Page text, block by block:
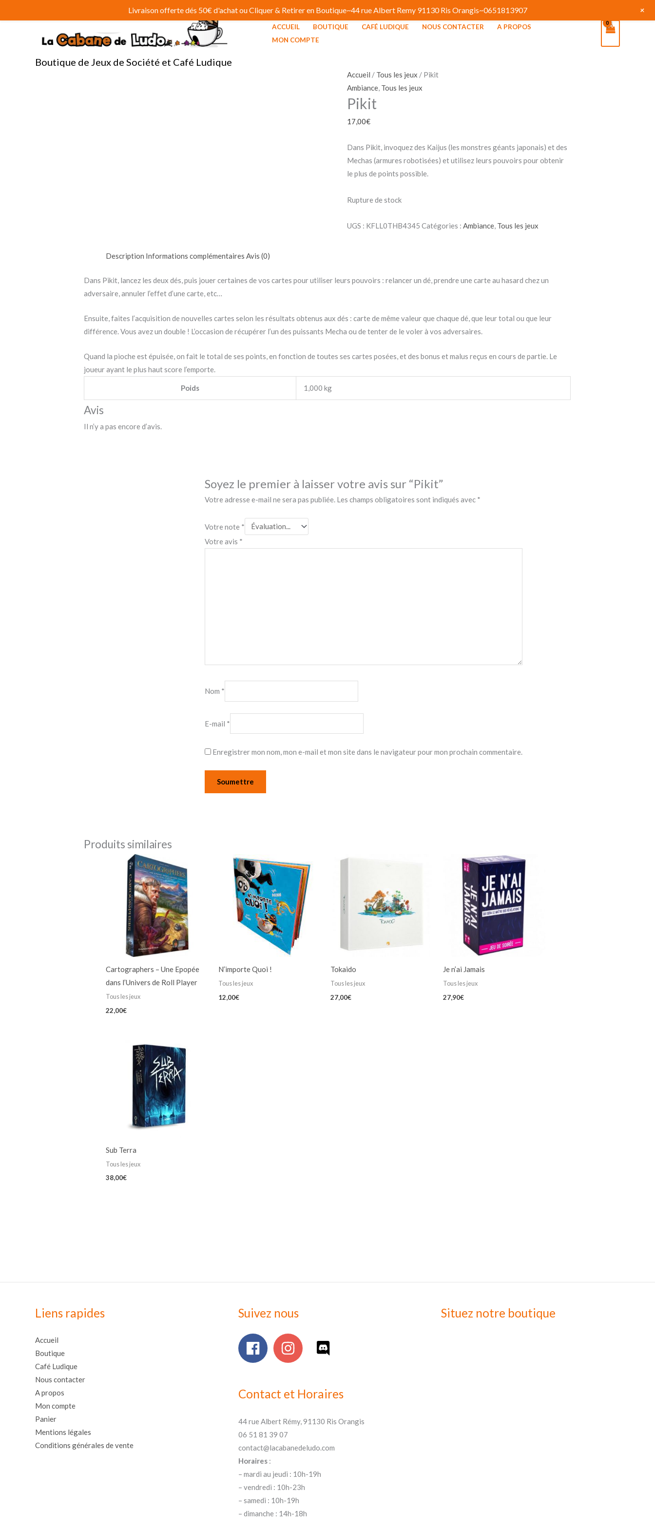
au
Boutique de Jeux de Société et Café Ludique
ACCUEIL BOUTIQUE CAFÉ LUDIQUE NOUS CONTACTER
A PROPOS
MON COMPTE
Accueil / Tous les jeux / Pikit
Ambiance, Tous les jeux
Pikit
17,00€
Dans Pikit, invoquez des Kaijus (les monstres géants japonais) et des
Mechas (armures robotisées) et utilisez leurs pouvoirs pour obtenir
le plus de points possible.
Rupture de stock
UGS : KFLL0THB4345 Catégories : Ambiance, Tous les jeux
Description Informations complémentaires Avis (0)
Dans Pikit, lancez les deux dés, puis jouer certaines de vos cartes pour utiliser leurs pouvoirs : relancer un dé, prendre une carte au hasard chez un
adversaire, annuler l’effet d’une carte, etc…
Ensuite, faites l’acquisition de nouvelles cartes selon les résultats obtenus aux dés : carte de même valeur que chaque dé, que leur total ou que leur
différence. Vous avez un double ! L’occasion de récupérer l’un des puissants Mecha ou de tenter de le voler à vos adversaires.
Quand la pioche est épuisée, on fait le total de ses points, en fonction de toutes ses cartes posées, et des bonus et malus reçus en cours de partie. Le
joueur ayant le plus haut score l’emporte.
Poids 1,000 kg
Avis
Il n’y a pas encore d’avis.
Soyez le premier à laisser votre avis sur “Pikit”
Votre adresse e-mail ne sera pas publiée. Les champs obligatoires sont indiqués avec *
Votre note *
Votre avis *
Nom *
E-mail *
Enregistrer mon nom, mon e-mail et mon site dans le navigateur pour mon prochain commentaire.
Produits similaires
Cartographers – Une Epopée
dans l’Univers de Roll Player
Tous les jeux
22,00€
N’importe Quoi !
Tous les jeux
12,00€
Tokaido
Tous les jeux
27,00€
Je n’ai Jamais
Tous les jeux
27,90€
Sub Terra
Tous les jeux
38,00€
Liens rapides
Accueil
Boutique
Café Ludique
Nous contacter
A propos
Mon compte
Panier
Mentions légales
Conditions générales de vente
Suivez nous
Contact et Horaires
44 rue Albert Rémy, 91130 Ris Orangis
06 51 81 39 07
contact@lacabanedeludo.com
Horaires:
– mardi au jeudi : 10h-19h
– vendredi : 10h-23h
– samedi : 10h-19h
– dimanche : 14h-18h
Situez notre boutique
Livraison offerte dés 50€ d'achat ou Cliquer & Retirer en Boutique~44 rue Albert Remy 91130 Ris Orangis~0651813907 +